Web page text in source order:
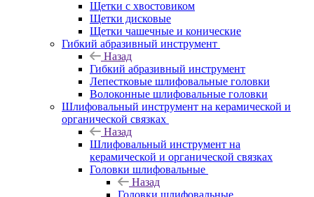
Щетки с хвостовиком
Щетки дисковые
Щетки чашечные и конические
Гибкий абразивный инструмент
Назад
Гибкий абразивный инструмент
Лепестковые шлифовальные головки
Волоконные шлифовальные головки
Шлифовальный инструмент на керамической и
органической связках
Назад
Шлифовальный инструмент на
керамической и органической связках
Головки шлифовальные
Назад
Головки шлифовальные